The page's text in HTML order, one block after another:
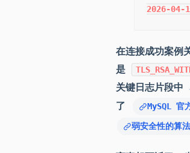
2026-
在连接成功案
是
关键日志片段中
了
MySQL 官
弱安全性的算法